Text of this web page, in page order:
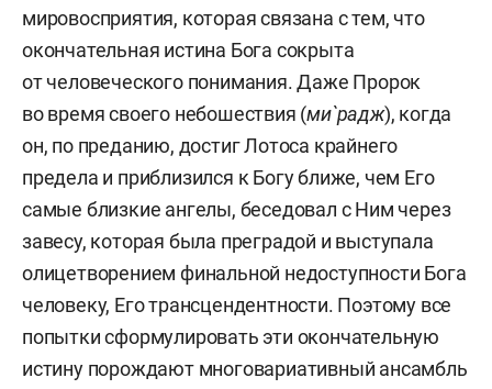
мировосприятия, которая связана с тем, что
окончательная истина Бога сокрыта
от человеческого понимания. Даже Пророк
во время своего небошествия (ми`радж), когда
он, по преданию, достиг Лотоса крайнего
предела и приблизился к Богу ближе, чем Его
самые близкие ангелы, беседовал с Ним через
завесу, которая была преградой и выступала
олицетворением финальной недоступности Бога
человеку, Его трансцендентности. Поэтому все
попытки сформулировать эти окончательную
истину порождают многовариативный ансамбль